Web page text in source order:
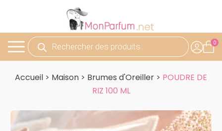
Recherche
de
produits
Accueil > Maison > Brumes d'Oreiller > POUDRE DE
RIZ 100 ML